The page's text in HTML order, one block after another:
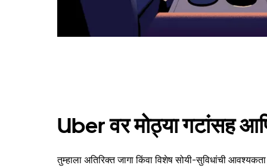
Uber वर मोठ्या गटांसह
तुम्हाला अतिरिक्त जागा किंवा विशेष सोयी-सुविधांची